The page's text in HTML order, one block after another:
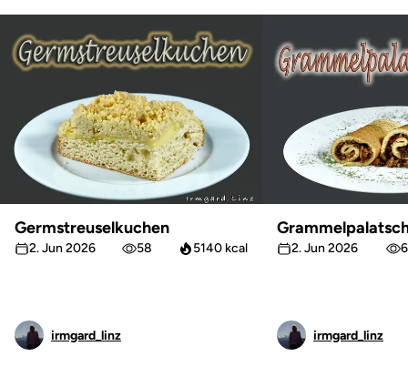
Germstreuselkuchen
2. Jun 2026 58 5140 kcal
irmgard_linz
2. Jun 2026
irmgard_linz